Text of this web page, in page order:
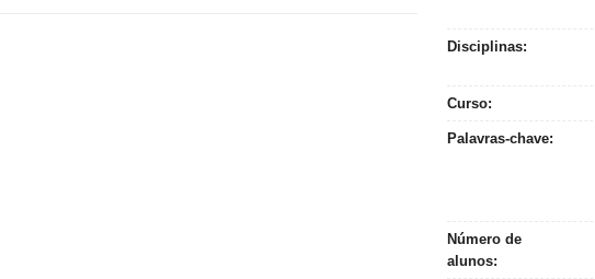
Disciplinas:
Curso:
Palavras-chave:
Número de
alunos: